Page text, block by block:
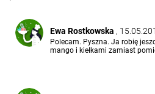
Ewa Rostkowska ,
Polecam. Pyszna. Ja robię
mango i kiełkami zamiast